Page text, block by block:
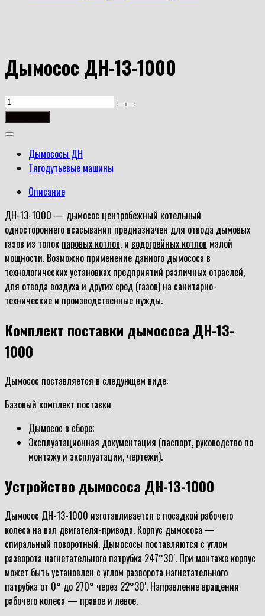
Дымосос ДН-13-1000
Количество
товара
1000 Дымососы ДН
Тягодутьевые машины
Описание
ДН-13-1000 — дымосос центробежный котельный
одностороннего всасывания предназначен для отвода дымовых
газов из топок паровых котлов, и водогрейных котлов малой
мощности. Возможно применение данного дымососа в
технологических установках предприятий различных отраслей,
для отвода воздуха и других сред (газов) на санитарно-
технические и производственные нужды.
Комплект поставки дымососа ДН-13-
1000
Дымосос поставляется в следующем виде:
Базовый комплект поставки
Дымосос в сборе;
Эксплуатационная документация (паспорт, руководство по
монтажу и эксплуатации, чертежи).
Устройство дымососа ДН-13-1000
Дымосос ДН-13-1000 изготавливается с посадкой рабочего
колеса на вал двигателя-привода. Корпус дымососа —
спиральный поворотный. Дымососы поставляются с углом
разворота нагнетательного патрубка 247°30′. При монтаже корпус
может быть установлен с углом разворота нагнетательного
патрубка от 0° до 270° через 22°30′. Направление вращения
рабочего колеса — правое и левое.